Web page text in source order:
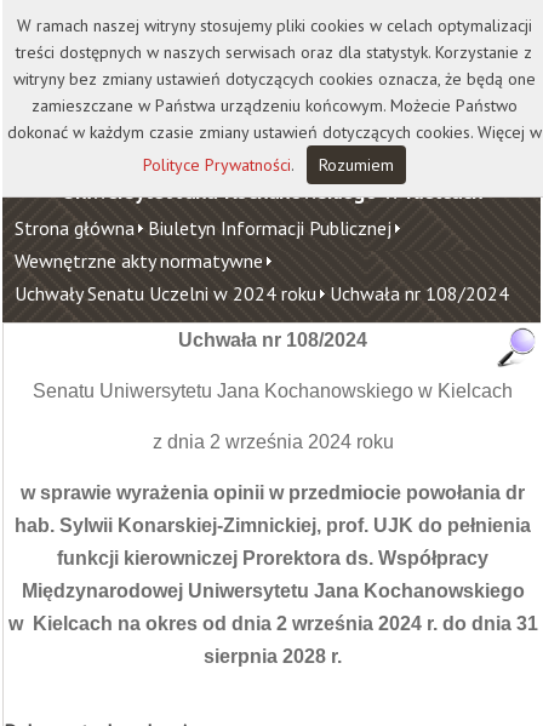
Kontakt Biblioteka
Wydawnictwo
Wirtualna Uczelnia
Uniwersytet Jana Kochanowskiego w Kielcach
Strona główna Biuletyn Informacji Publicznej
Wewnętrzne akty normatywne
Uchwały Senatu Uczelni w 2024 roku Uchwała nr 108/2024
Uchwała nr 108/2024
Senatu Uniwersytetu Jana Kochanowskiego w Kielcach
z dnia 2 września 2024 roku
w sprawie wyrażenia opinii w przedmiocie powołania dr
hab. Sylwii Konarskiej-Zimnickiej, prof. UJK do pełnienia
funkcji kierowniczej Prorektora ds. Współpracy
Międzynarodowej Uniwersytetu Jana Kochanowskiego
w Kielcach na okres od dnia 2 września 2024 r. do dnia 31
sierpnia 2028 r.
W ramach naszej witryny stosujemy pliki cookies w celach optymalizacji
treści dostępnych w naszych serwisach oraz dla statystyk. Korzystanie z
witryny bez zmiany ustawień dotyczących cookies oznacza, że będą one
zamieszczane w Państwa urządzeniu końcowym. Możecie Państwo
dokonać w każdym czasie zmiany ustawień dotyczących cookies. Więcej w
Polityce Prywatności. Rozumiem